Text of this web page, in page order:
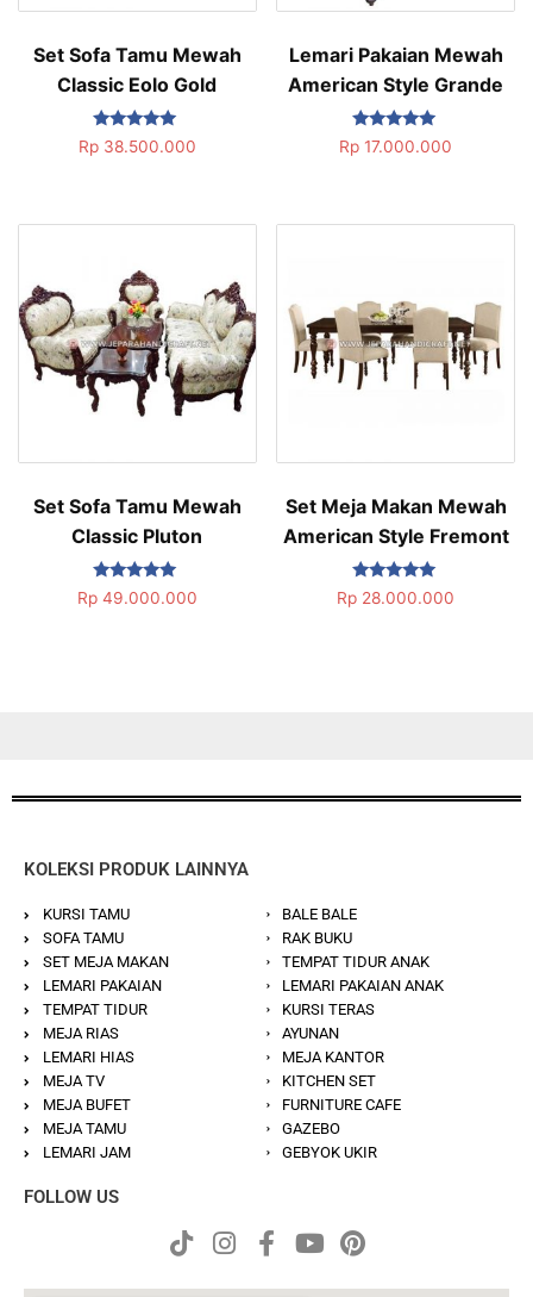
Set Sofa Tamu Mewah
Classic Eolo Gold
Dinilai
5.00
Rp38.500.000
Lemari Pakaian Mewah
American Style Grande
Dinilai
5.00
Rp 17.000.000
Set Sofa Tamu Mewah
Classic Pluton
Dinilai
5.00
Rp49.000.000
Set Meja Makan Mewah
American Style Fremont
Dinilai
5.00
Rp 28.000.000
KOLEKSI PRODUK LAINNYA
KURSI TAMU
SOFA TAMU
SET MEJA MAKAN
LEMARI PAKAIAN
TEMPAT TIDUR
MEJA RIAS
LEMARI HIAS
MEJA TV
MEJA BUFET
MEJA TAMU
LEMARI JAM
BALE BALE
RAK BUKU
TEMPAT TIDUR ANAK
LEMARI PAKAIAN ANAK
KURSI TERAS
AYUNAN
MEJA KANTOR
KITCHEN SET
FURNITURE CAFE
GAZEBO
GEBYOK UKIR
FOLLOW US